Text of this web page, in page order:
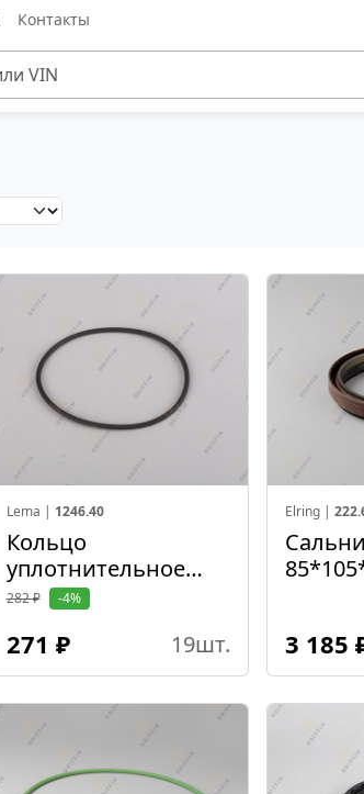
Контакты
Lema | 1246.40
Кольцо
уплотнительное
84*3 КПП/корпуса
планетарного
282 ₽ -4%
271 ₽ 19шт.
Elring |
3 185